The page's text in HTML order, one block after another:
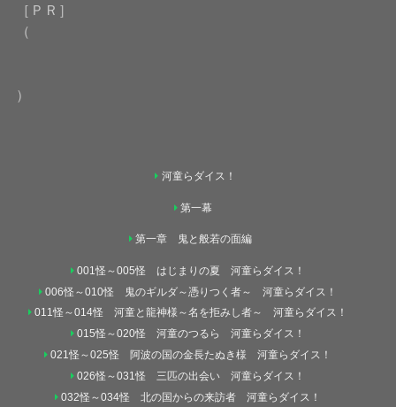
［ＰＲ］
（
）
河童らダイス！
第一幕
第一章 鬼と般若の面編
001怪～005怪 はじまりの夏 河童らダイス！
006怪～010怪 鬼のギルダ～憑りつく者～ 河童らダイス！
011怪～014怪 河童と龍神様～名を拒みし者～ 河童らダイス！
015怪～020怪 河童のつるら 河童らダイス！
021怪～025怪 阿波の国の金長たぬき様 河童らダイス！
026怪～031怪 三匹の出会い 河童らダイス！
032怪～034怪 北の国からの来訪者 河童らダイス！